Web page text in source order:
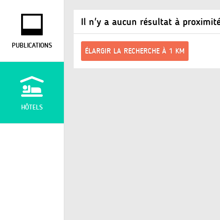
PUBLICATIONS
HÔTELS
Il n'y a aucun résultat à
ÉLARGIR LA RECHERCHE À 1 KM